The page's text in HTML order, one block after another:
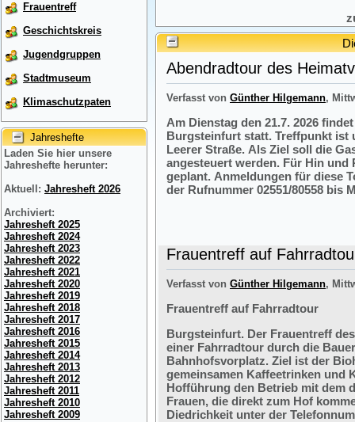
Frauentreff
Geschichtskreis
Jugendgruppen
Stadtmuseum
Klimaschutzpaten
Jahreshefte
Laden Sie hier unsere
Jahreshefte herunter:
Aktuell: Jahresheft 2026
Archiviert:
Jahresheft 2025
Jahresheft 2024
Jahresheft 2023
Jahresheft 2022
Jahresheft 2021
Jahresheft 2020
Jahresheft 2019
Jahresheft 2018
Jahresheft 2017
Jahresheft 2016
Jahresheft 2015
Jahresheft 2014
Jahresheft 2013
Jahresheft 2012
Jahresheft 2011
Jahresheft 2010
Jahresheft 2009
Abendradtour des
Verfasst von Günther Hilgemann,
Am Dienstag den 21.7. 2026
Burgsteinfurt statt. Treffpunkt ist
Leerer Straße. Als Ziel soll die
angesteuert werden. Für Hin und
geplant. Anmeldungen für diese
der Rufnummer 02551/80558 bis
Frauentreff auf
Verfasst von Günther Hilgemann,
Frauentreff auf Fahrradtour
Burgsteinfurt. Der Frauentreff
einer Fahrradtour durch die
Bahnhofsvorplatz. Ziel ist der
gemeinsamen Kaffeetrinken und
Hofführung den Betrieb mit dem
Frauen, die direkt zum Hof
Diedrichkeit unter der